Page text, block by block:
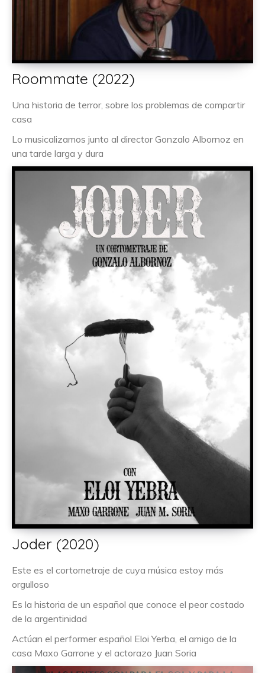
Roommate (2022)
Una historia de terror, sobre los problemas de compartir
casa
Lo musicalizamos junto al director Gonzalo Albornoz en
una tarde larga y dura
Joder (2020)
Este es el cortometraje de cuya música estoy más
orgulloso
Es la historia de un español que conoce el peor costado
de la argentinidad
Actúan el performer español Eloi Yerba, el amigo de la
casa Maxo Garrone y el actorazo Juan Soria